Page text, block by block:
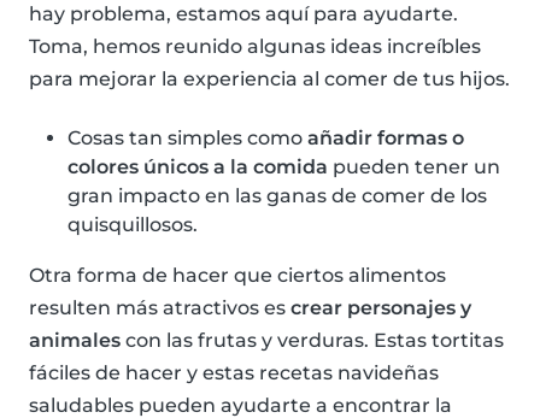
hay problema, estamos aquí para ayudarte.
Toma, hemos reunido algunas ideas increíbles
para mejorar la experiencia al comer de tus hijos.
Cosas tan simples como añadir formas o
colores únicos a la comida pueden tener un
gran impacto en las ganas de comer de los
quisquillosos.
Otra forma de hacer que ciertos alimentos
resulten más atractivos es crear personajes y
animales con las frutas y verduras. Estas tortitas
fáciles de hacer y estas recetas navideñas
saludables pueden ayudarte a encontrar la